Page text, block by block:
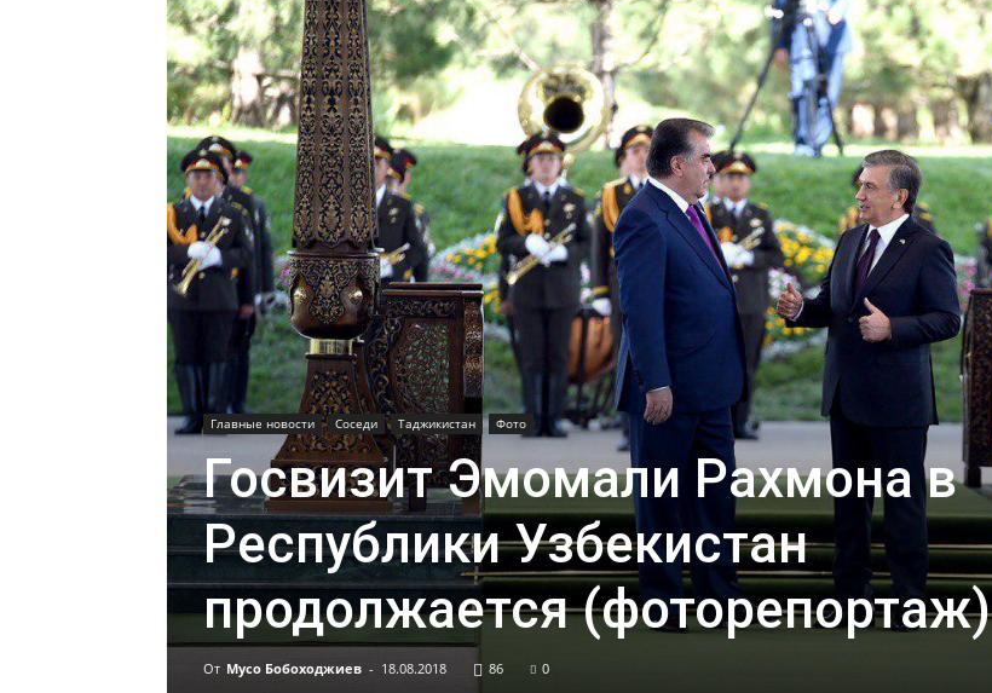
Главные новости Соседи Таджикистан Фото
Госвизит Эмомали Рахмона в
Республики Узбекистан
продолжается (фоторепортаж)
От Мусо Бобоходжиев - 18.08.2018 86 0